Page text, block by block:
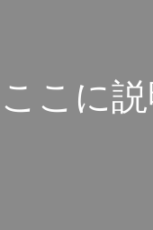
こに説